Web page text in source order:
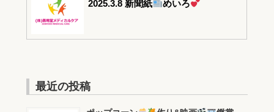
2025.3.8 新聞紙 めいろ
最近の投稿